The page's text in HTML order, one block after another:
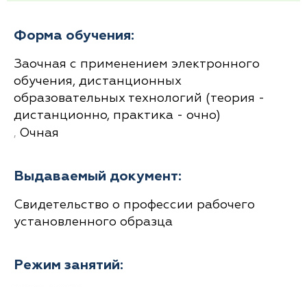
Форма обучения:
Заочная с применением электронного
обучения, дистанционных
образовательных технологий (теория -
дистанционно, практика - очно)
, Очная
Выдаваемый документ:
Свидетельство о профессии рабочего
установленного образца
Режим занятий: